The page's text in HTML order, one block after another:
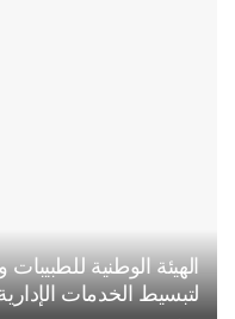
الهيئة الوطنية
لتبسيط الخدمات